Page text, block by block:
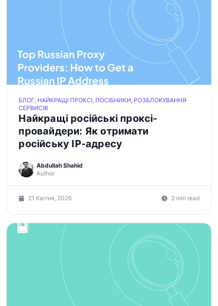
БЛОГ, НАЙКРАЩІ ПРОКСІ, ПОСІБНИКИ, РОЗБЛОКУВАННЯ
СЕРВИСІВ
Найкращі російські проксі-
провайдери: Як отримати
російську IP-адресу
Author
Abdullah Shahid
21 Квітня, 2026 2 min read